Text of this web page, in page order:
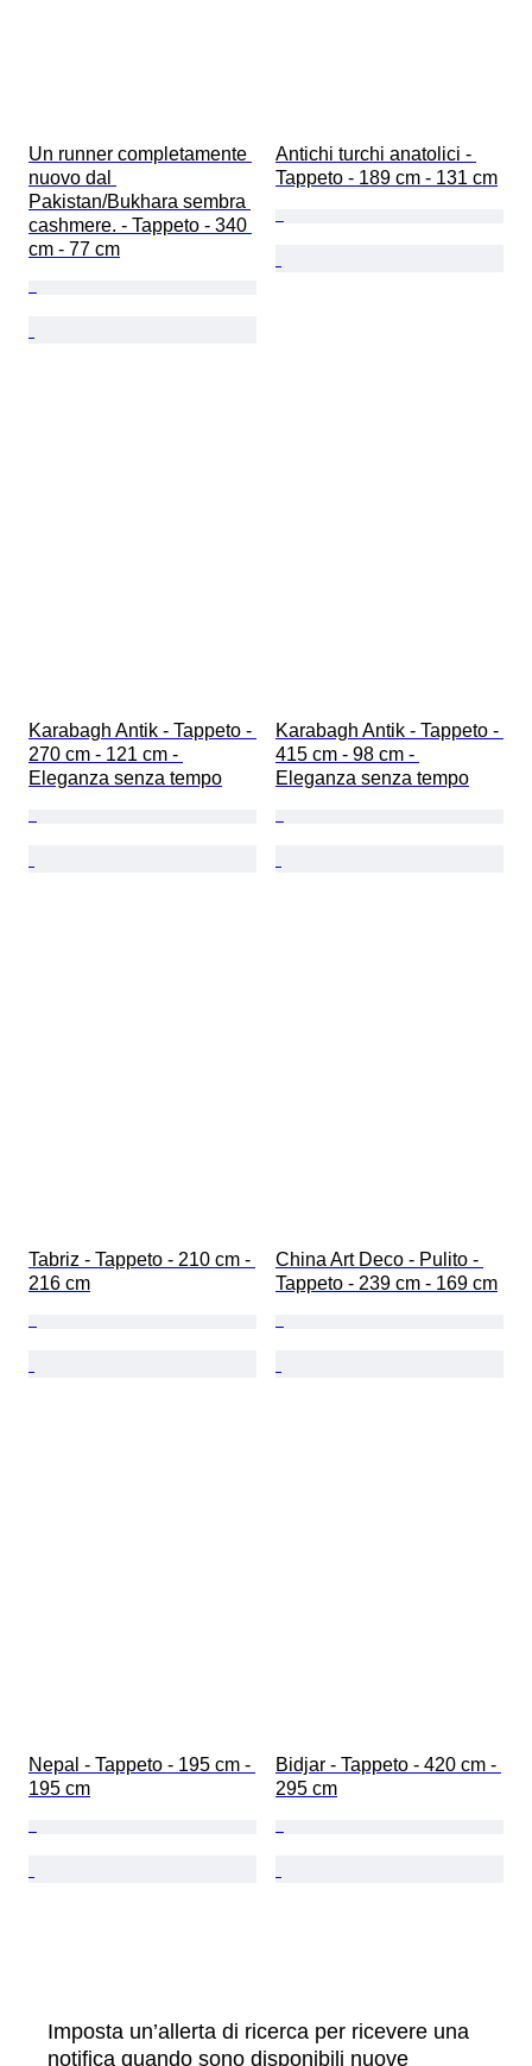
Un runner completamente
nuovo dal
Pakistan/Bukhara sembra
cashmere. - Tappeto - 340
cm - 77 cm
Antichi turchi anatolici -
Tappeto - 189 cm - 131 cm
Karabagh Antik - Tappeto -
270 cm - 121 cm -
Eleganza senza tempo
Karabagh Antik - Tappeto -
415 cm - 98 cm -
Eleganza senza tempo
Tabriz - Tappeto - 210 cm -
216 cm
China Art Deco - Pulito -
Tappeto - 239 cm - 169 cm
Nepal - Tappeto - 195 cm -
195 cm
Bidjar - Tappeto - 420 cm -
295 cm
Imposta un’allerta di ricerca per ricevere una
notifica quando sono disponibili nuove